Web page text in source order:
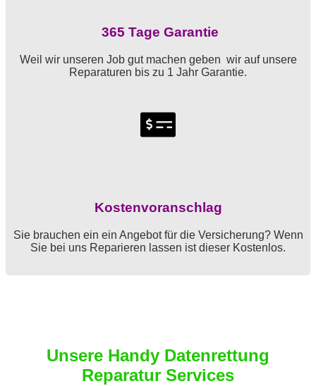
365 Tage Garantie
Weil wir unseren Job gut machen geben wir auf unsere
Reparaturen bis zu 1 Jahr Garantie.
Kostenvoranschlag
Sie brauchen ein ein Angebot für die Versicherung? Wenn
Sie bei uns Reparieren lassen ist dieser Kostenlos.
Unsere Handy Datenrettung
Reparatur Services